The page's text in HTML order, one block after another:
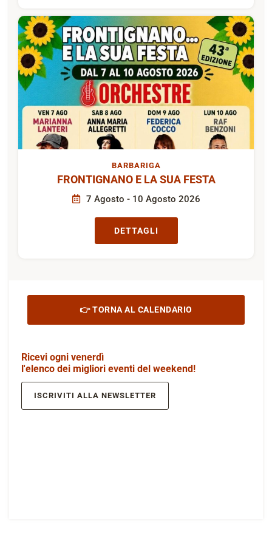
BARBARIGA
FRONTIGNANO E LA SUA FESTA
7 Agosto - 10 Agosto 2026
DETTAGLI
👉 TORNA AL CALENDARIO
Ricevi ogni venerdì
l'elenco dei migliori eventi del weekend!
ISCRIVITI ALLA NEWSLETTER